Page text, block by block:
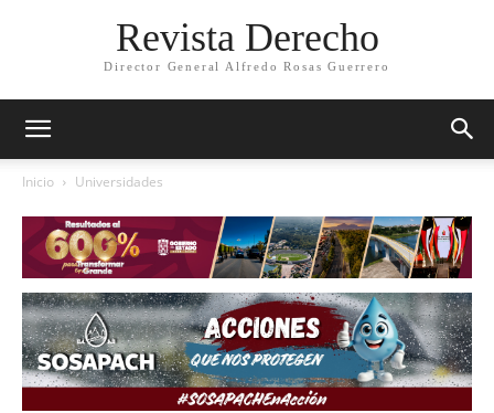
Revista Derecho
Director General Alfredo Rosas Guerrero
Inicio Universidades